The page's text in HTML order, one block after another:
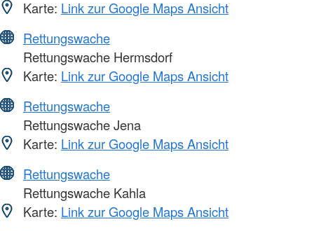
Karte: Link zur Google Maps Ansicht
Rettungswache
Rettungswache Hermsdorf
Karte: Link zur Google Maps Ansicht
Rettungswache
Rettungswache Jena
Karte: Link zur Google Maps Ansicht
Rettungswache
Rettungswache Kahla
Karte: Link zur Google Maps Ansicht